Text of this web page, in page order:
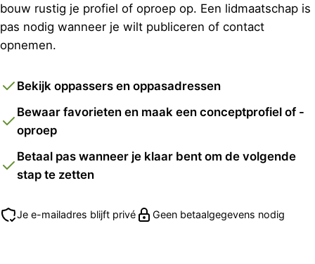
bouw rustig je profiel of oproep op. Een lidmaatschap is
pas nodig wanneer je wilt publiceren of contact
opnemen.
Bekijk oppassers en oppasadressen
Bewaar favorieten en maak een conceptprofiel of -
oproep
Betaal pas wanneer je klaar bent om de volgende
stap te zetten
Je e-mailadres blijft privé Geen betaalgegevens nodig